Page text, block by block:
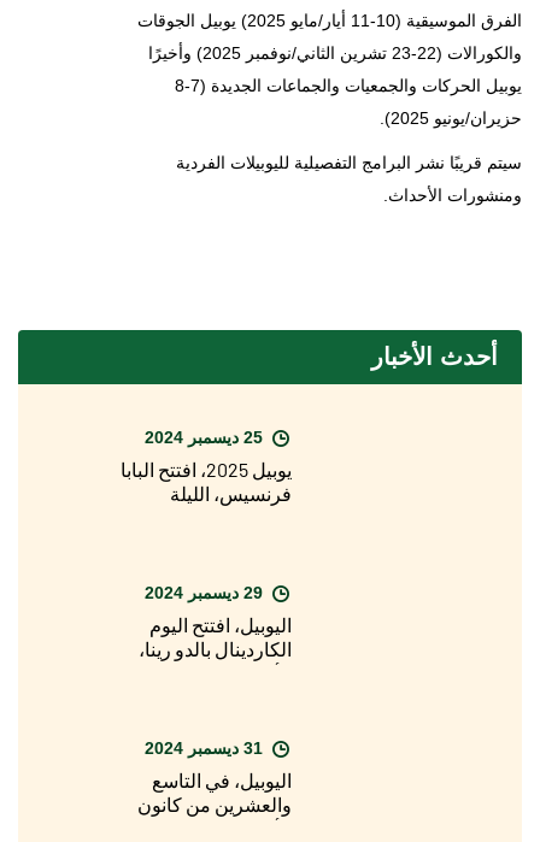
الفرق الموسيقية (10-11 أيار/مايو 2025) يوبيل الجوقات
والكورالات (22-23 تشرين الثاني/نوفمبر 2025) وأخيرًا
يوبيل الحركات والجمعيات والجماعات الجديدة (7-8
حزيران/يونيو 2025).
سيتم قريبًا نشر البرامج التفصيلية لليوبيلات الفردية
ومنشورات الأحداث.
أحدث الأخبار
يوبيل 2025، افتتح البابا
فرنسيس، الليلة
اليوبيل، افتتح اليوم
الكاردينال بالدو رينا،
الأسقف المعاون
القديس يوحنا في
اللاتران
اليوبيل، في التاسع
والعشرين من كانون
الأول/ديسمبر، الافتتاح